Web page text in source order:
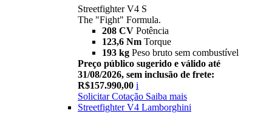
Streetfighter V4 S
The "Fight" Formula.
208 CV Potência
123,6 Nm Torque
193 kg Peso bruto sem combustível
Preço público sugerido e válido até
31/08/2026, sem inclusão de frete:
R$157.990,00 i
Solicitar Cotação Saiba mais
Streetfighter V4 Lamborghini